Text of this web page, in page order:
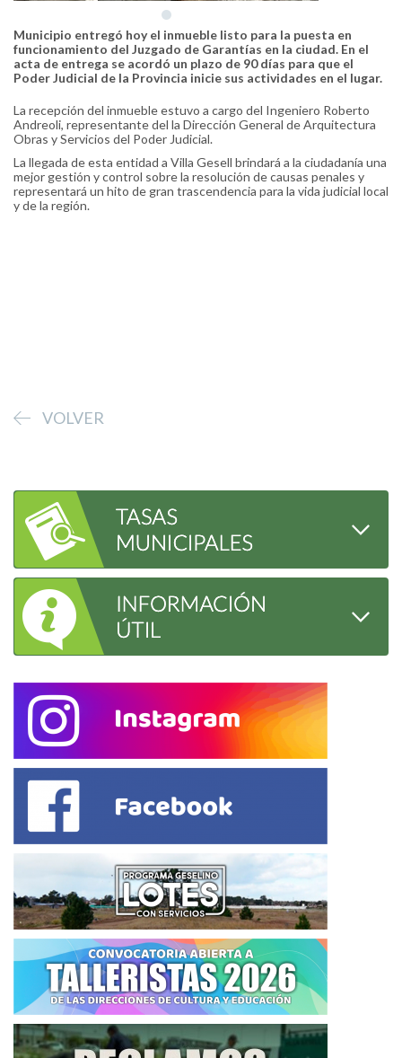
Municipio entregó hoy el inmueble listo para la puesta en
funcionamiento del Juzgado de Garantías en la ciudad. En el
acta de entrega se acordó un plazo de 90 días para que el
Poder Judicial de la Provincia inicie sus actividades en el lugar.
La recepción del inmueble estuvo a cargo del Ingeniero Roberto
Andreoli, representante del la Dirección General de Arquitectura
Obras y Servicios del Poder Judicial.
La llegada de esta entidad a Villa Gesell brindará a la ciudadanía una
mejor gestión y control sobre la resolución de causas penales y
representará un hito de gran trascendencia para la vida judicial local
y de la región.
VOLVER